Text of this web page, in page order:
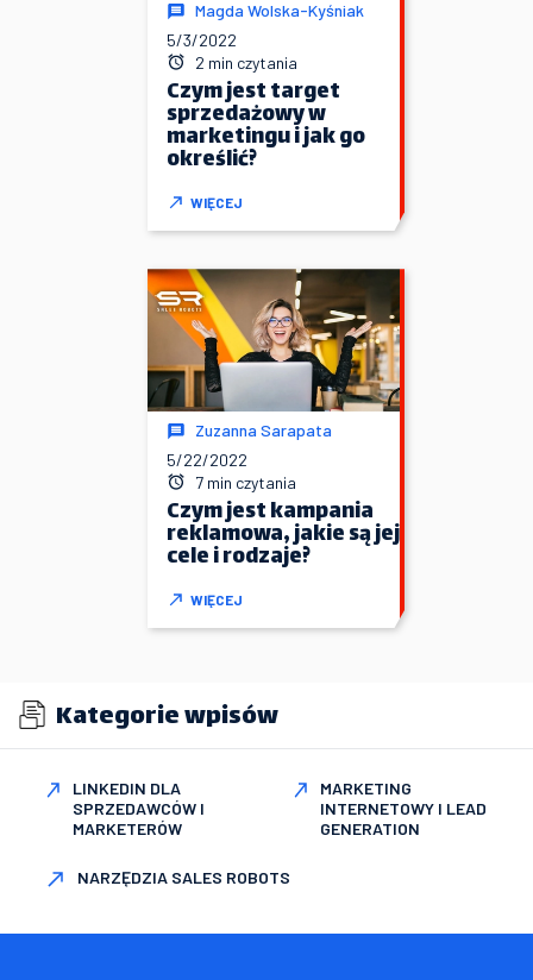
Magda Wolska-Kyśniak
5/3/2022
2 min czytania
Czym jest target
sprzedażowy w
marketingu i jak go
określić?
WIĘCEJ
Zuzanna Sarapata
5/22/2022
7 min czytania
Czym jest kampania
reklamowa, jakie są jej
cele i rodzaje?
WIĘCEJ
Kategorie wpisów
LINKEDIN DLA
SPRZEDAWCÓW I
MARKETERÓW
MARKETING
INTERNETOWY I LEAD
GENERATION
NARZĘDZIA SALES ROBOTS